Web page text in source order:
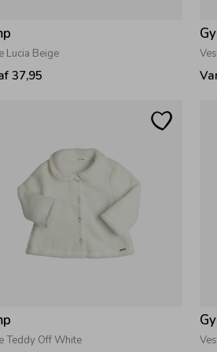
Lucia Beige
37,95
Teddy Off White